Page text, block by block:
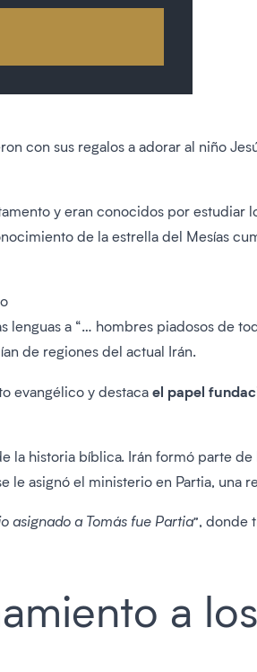
con sus regalos a adorar al niño
y eran conocidos por
de la estrella del Mesías
lenguas a “… hombres piadosos de
de regiones del actual Irán.
evangélico y destacael papel
historia bíblica. Irán formó parte
le asignó el ministerio en Partia, una
asignado a Tomás fue Partia”, donde
a